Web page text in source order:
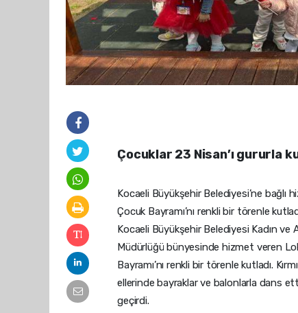
Çocuklar 23 Nisan’ı gururla
Kocaeli Büyükşehir Belediyesi’ne
Çocuk Bayramı’nı renkli bir törenle
Kocaeli Büyükşehir Belediyesi Kadın ve
Müdürlüğü bünyesinde hizmet veren
Bayramı’nı renkli bir törenle kutladı.
ellerinde bayraklar ve balonlarla dans
geçirdi.